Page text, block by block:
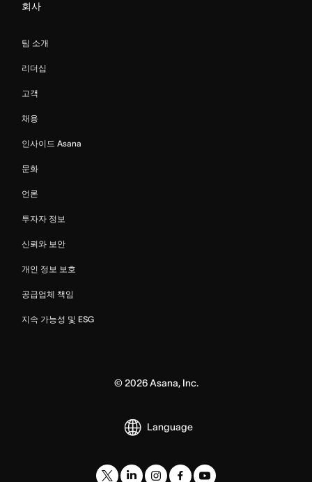
회사
팀 소개
리더십
고객
채용
인사이드 Asana
문화
언론
투자자 정보
신뢰와 보안
개인 정보 보호
공급업체 책임
지속 가능성 및 ESG
© 2026Asana, Inc.
Language